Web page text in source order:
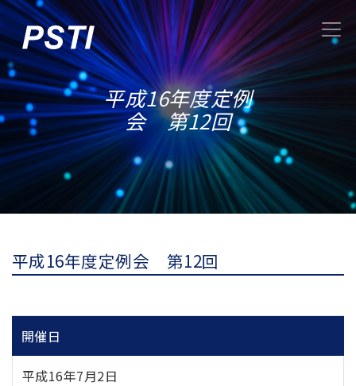
平成16年度定例
会 第12回
平成16年度定例会 第12回
開催日
平成16年7月2日